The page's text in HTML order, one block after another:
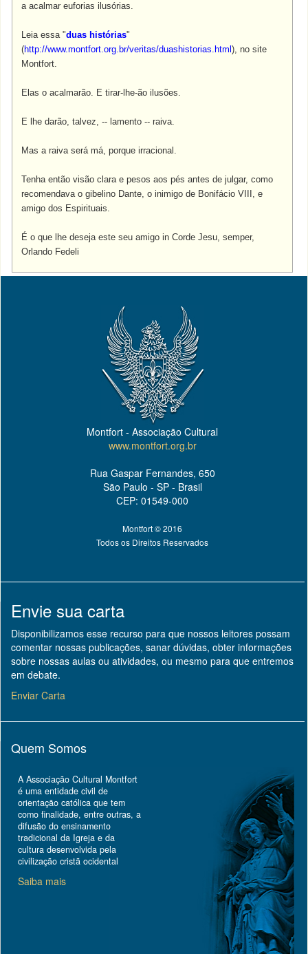
a acalmar euforias ilusórias.
Leia essa "duas histórias"
(http://www.montfort.org.br/veritas/duashistorias.html), no site
Montfort.
Elas o acalmarão. E tirar-lhe-ão ilusões.
E lhe darão, talvez, -- lamento -- raiva.
Mas a raiva será má, porque irracional.
Tenha então visão clara e pesos aos pés antes de julgar, como
recomendava o gibelino Dante, o inimigo de Bonifácio VIII, e
amigo dos Espirituais.
É o que lhe deseja este seu amigo in Corde Jesu, semper,
Orlando Fedeli
Montfort - Associação Cultural
www.montfort.org.br
Rua Gaspar Fernandes, 650
São Paulo - SP - Brasil
CEP: 01549-000
Montfort © 2016
Todos os Direitos Reservados
Envie sua carta
Disponibilizamos esse recurso para que nossos leitores possam
comentar nossas publicações, sanar dúvidas, obter informações
sobre nossas aulas ou atividades, ou mesmo para que entremos
em debate.
Enviar Carta
Quem Somos
A Associação Cultural Montfort
é uma entidade civil de
orientação católica que tem
como finalidade, entre outras, a
difusão do ensinamento
tradicional da Igreja e da
cultura desenvolvida pela
civilização cristã ocidental
Saiba mais